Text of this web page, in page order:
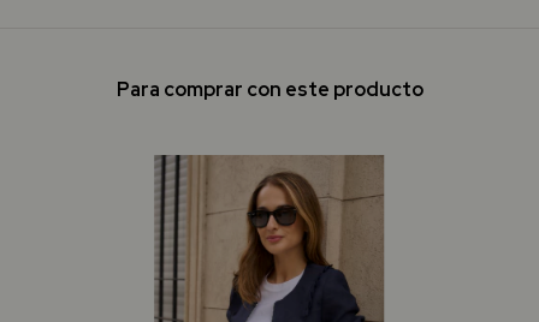
Para comprar con este producto